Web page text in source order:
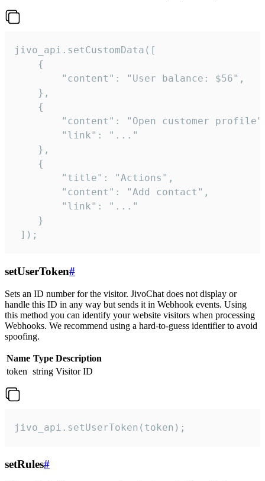
jivo_api.setCustomData([
    {
        "content": "User balance: $56",
    },
    {
"content": "Open customer
        "link": "..."
    },
    {
        "title": "Actions",
        "content": "Add contact",
        "link": "..."
    }
]);
setUserToken#
Sets an ID number for the visitor. JivoChat does not display or
handle this ID in any way but sends it in Webhook events. Using
this method you can identify your website visitors when processing
Webhooks. We recommend using a hard-to-guess identifier to avoid
spoofing.
Name Type Description
token string Visitor ID
jivo_api.setUserToken(token);
setRules#